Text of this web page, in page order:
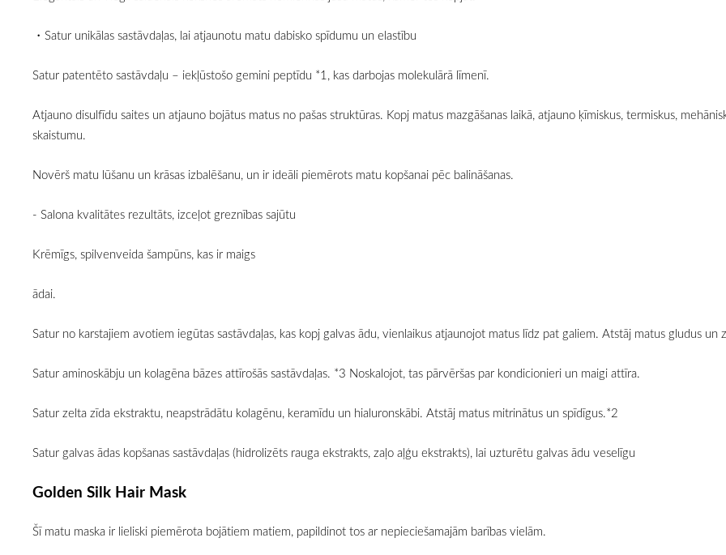
・Satur unikālas sastāvdaļas, lai atjaunotu matu dabisko spīdumu un elastību
Satur patentēto sastāvdaļu – iekļūstošo gemini peptīdu *1, kas darbojas molekulārā līmenī.
Atjauno disulfīdu saites un atjauno bojātus matus no pašas struktūras. Kopj matus mazgāšanas laikā, atjauno ķīmiskus, termiskus,
skaistumu.
Novērš matu lūšanu un krāsas izbalēšanu, un ir ideāli piemērots matu kopšanai pēc balināšanas.
- Salona kvalitātes rezultāts, izceļot greznības sajūtu
Krēmīgs, spilvenveida šampūns, kas ir maigs
ādai.
Satur no karstajiem avotiem iegūtas sastāvdaļas, kas kopj galvas ādu, vienlaikus atjaunojot matus līdz pat galiem. Atstāj matus gludus un
Satur aminoskābju un kolagēna bāzes attīrošās sastāvdaļas. *3 Noskalojot, tas pārvēršas par kondicionieri un maigi attīra.
Satur zelta zīda ekstraktu, neapstrādātu kolagēnu, keramīdu un hialuronskābi. Atstāj matus mitrinātus un spīdīgus.*2
Satur galvas ādas kopšanas sastāvdaļas (hidrolizēts rauga ekstrakts, zaļo aļģu ekstrakts), lai uzturētu galvas ādu veselīgu
Golden Silk Hair Mask
Šī matu maska ir lieliski piemērota bojātiem matiem, papildinot tos ar nepieciešamajām barības vielām.